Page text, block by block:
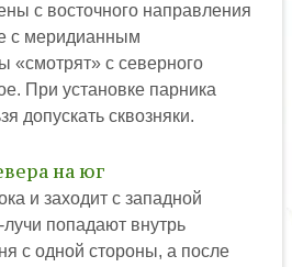
с восточного направления
с меридианным
«смотрят» с северного
При установке парника
допускать сквозняки.
на юг
и заходит с западной
попадают внутрь
с одной стороны, а после